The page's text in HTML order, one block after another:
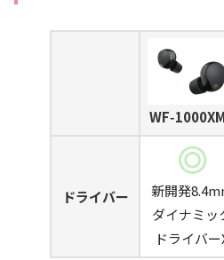
ドライバー
新開発
ダイナミッ
ドライバー